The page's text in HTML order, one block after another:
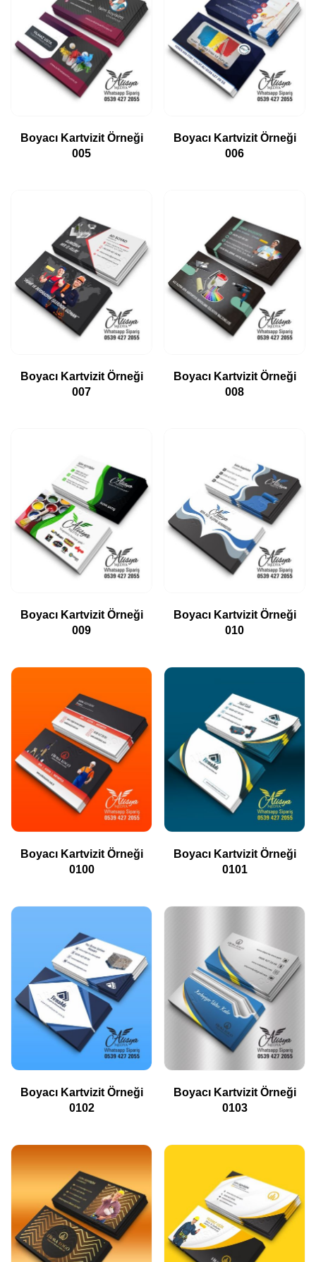
Boyacı Kartvizit Örneği
005
Boyacı Kartvizit Örneği
006
Boyacı Kartvizit Örneği
007
Boyacı Kartvizit Örneği
008
Boyacı Kartvizit Örneği
009
Boyacı Kartvizit Örneği
010
Boyacı Kartvizit Örneği
0100
Boyacı Kartvizit Örneği
0101
Boyacı Kartvizit Örneği
0102
Boyacı Kartvizit Örneği
0103